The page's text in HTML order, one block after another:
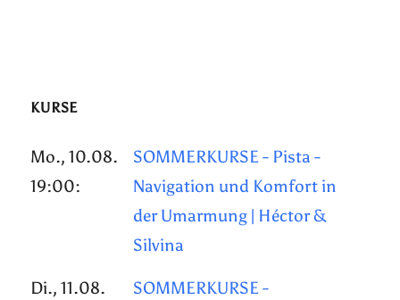
KURSE
Mo., 10.08.
19:00:
SOMMERKURSE - Pista -
Navigation und Komfort in
der Umarmung | Héctor &
Silvina
Di., 11.08.
SOMMERKURSE -